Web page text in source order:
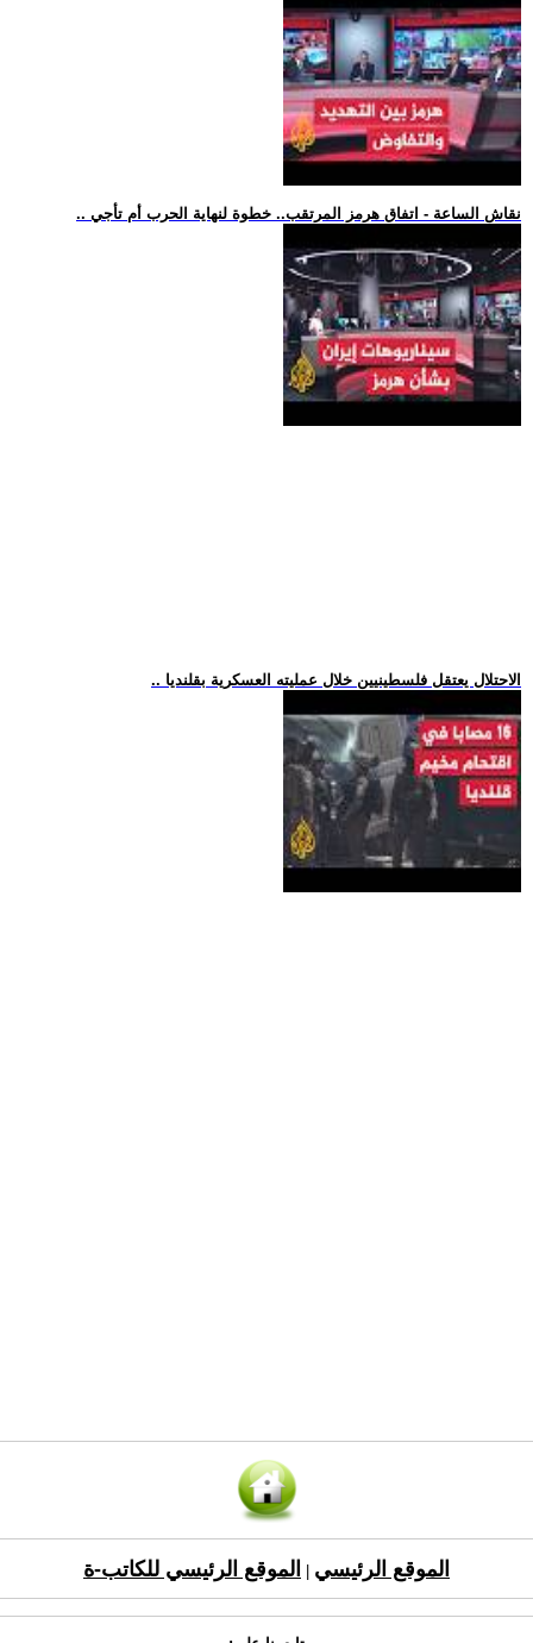
.. نقاش الساعة - اتفاق هرمز المرتقب.. خطوة لنهاية الحرب أم تأجي
.. الاحتلال يعتقل فلسطينيين خلال عمليته العسكرية بقلنديا
الموقع الرئيسي الموقع الرئيسي للكاتب-ة